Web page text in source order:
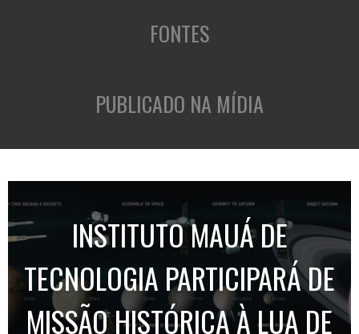
FONTES
PUBLICADO NA MÍDIA
INSTITUTO MAUÁ DE
TECNOLOGIA PARTICIPARÁ DE
MISSÃO HISTÓRICA À LUA DE